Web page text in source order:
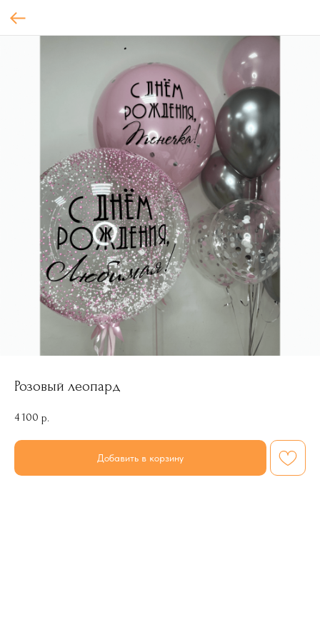
Розовый леопард
4 100 р.
Добавить в корзину